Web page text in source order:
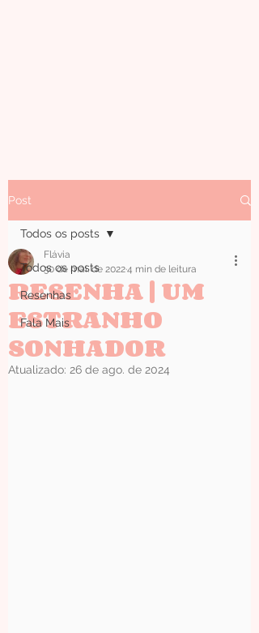
Post
Todos os posts
Resenhas
Fala Mais
Todos os posts
RESENHA | UM
ESTRANHO
SONHADOR
Flávia
30 de mai. de 20224 min de leitura
Atualizado: 26 de ago. de 2024